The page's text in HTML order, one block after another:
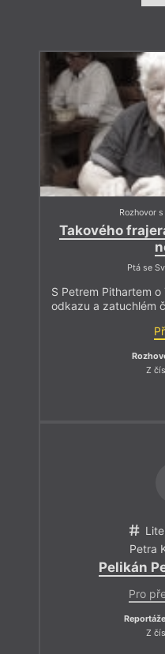
Rozhovor
Takového
Ptá se
S Petrem Pithartem
odkazu a zatuchlém
Z
Petra
Pelikán
Pro
Reportáže
Z